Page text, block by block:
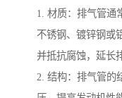
1. 材质：排气管通
不锈钢、镀锌钢或
并抵抗腐蚀，延长
2. 结构：排气管的